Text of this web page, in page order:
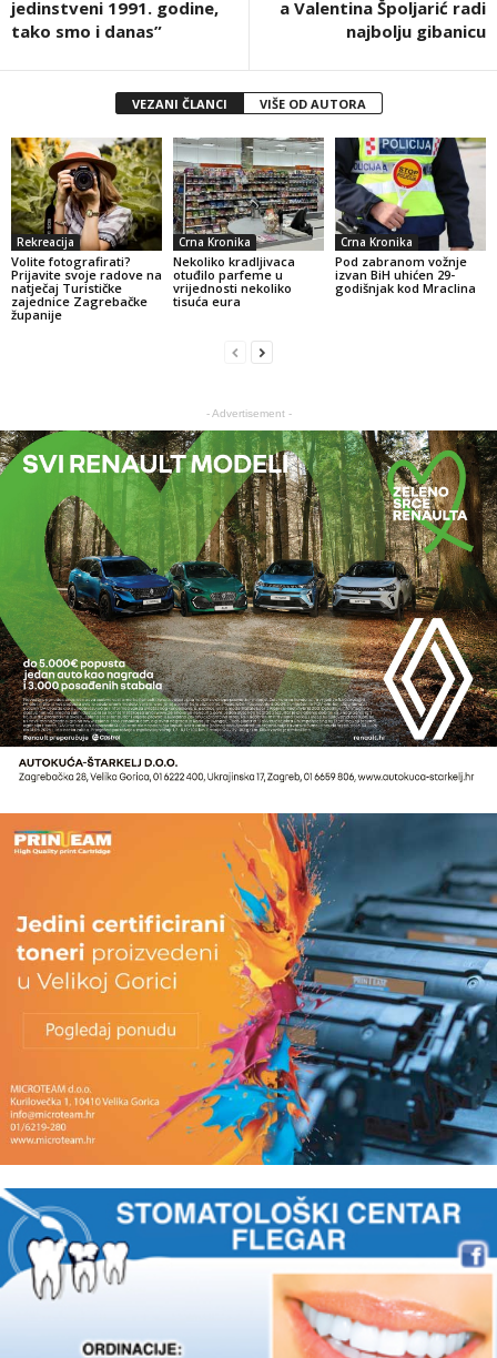
jedinstveni 1991. godine,
tako smo i danas”
a Valentina Špoljarić radi
najbolju gibanicu
VEZANI ČLANCI VIŠE OD AUTORA
Rekreacija
Volite fotografirati?
Prijavite svoje radove na
natječaj Turističke
zajednice Zagrebačke
županije
Crna Kronika
Nekoliko kradljivaca
otuđilo parfeme u
vrijednosti nekoliko
tisuća eura
Crna Kronika
Pod zabranom vožnje
izvan BiH uhićen 29-
godišnjak kod Mraclina
- Advertisement -